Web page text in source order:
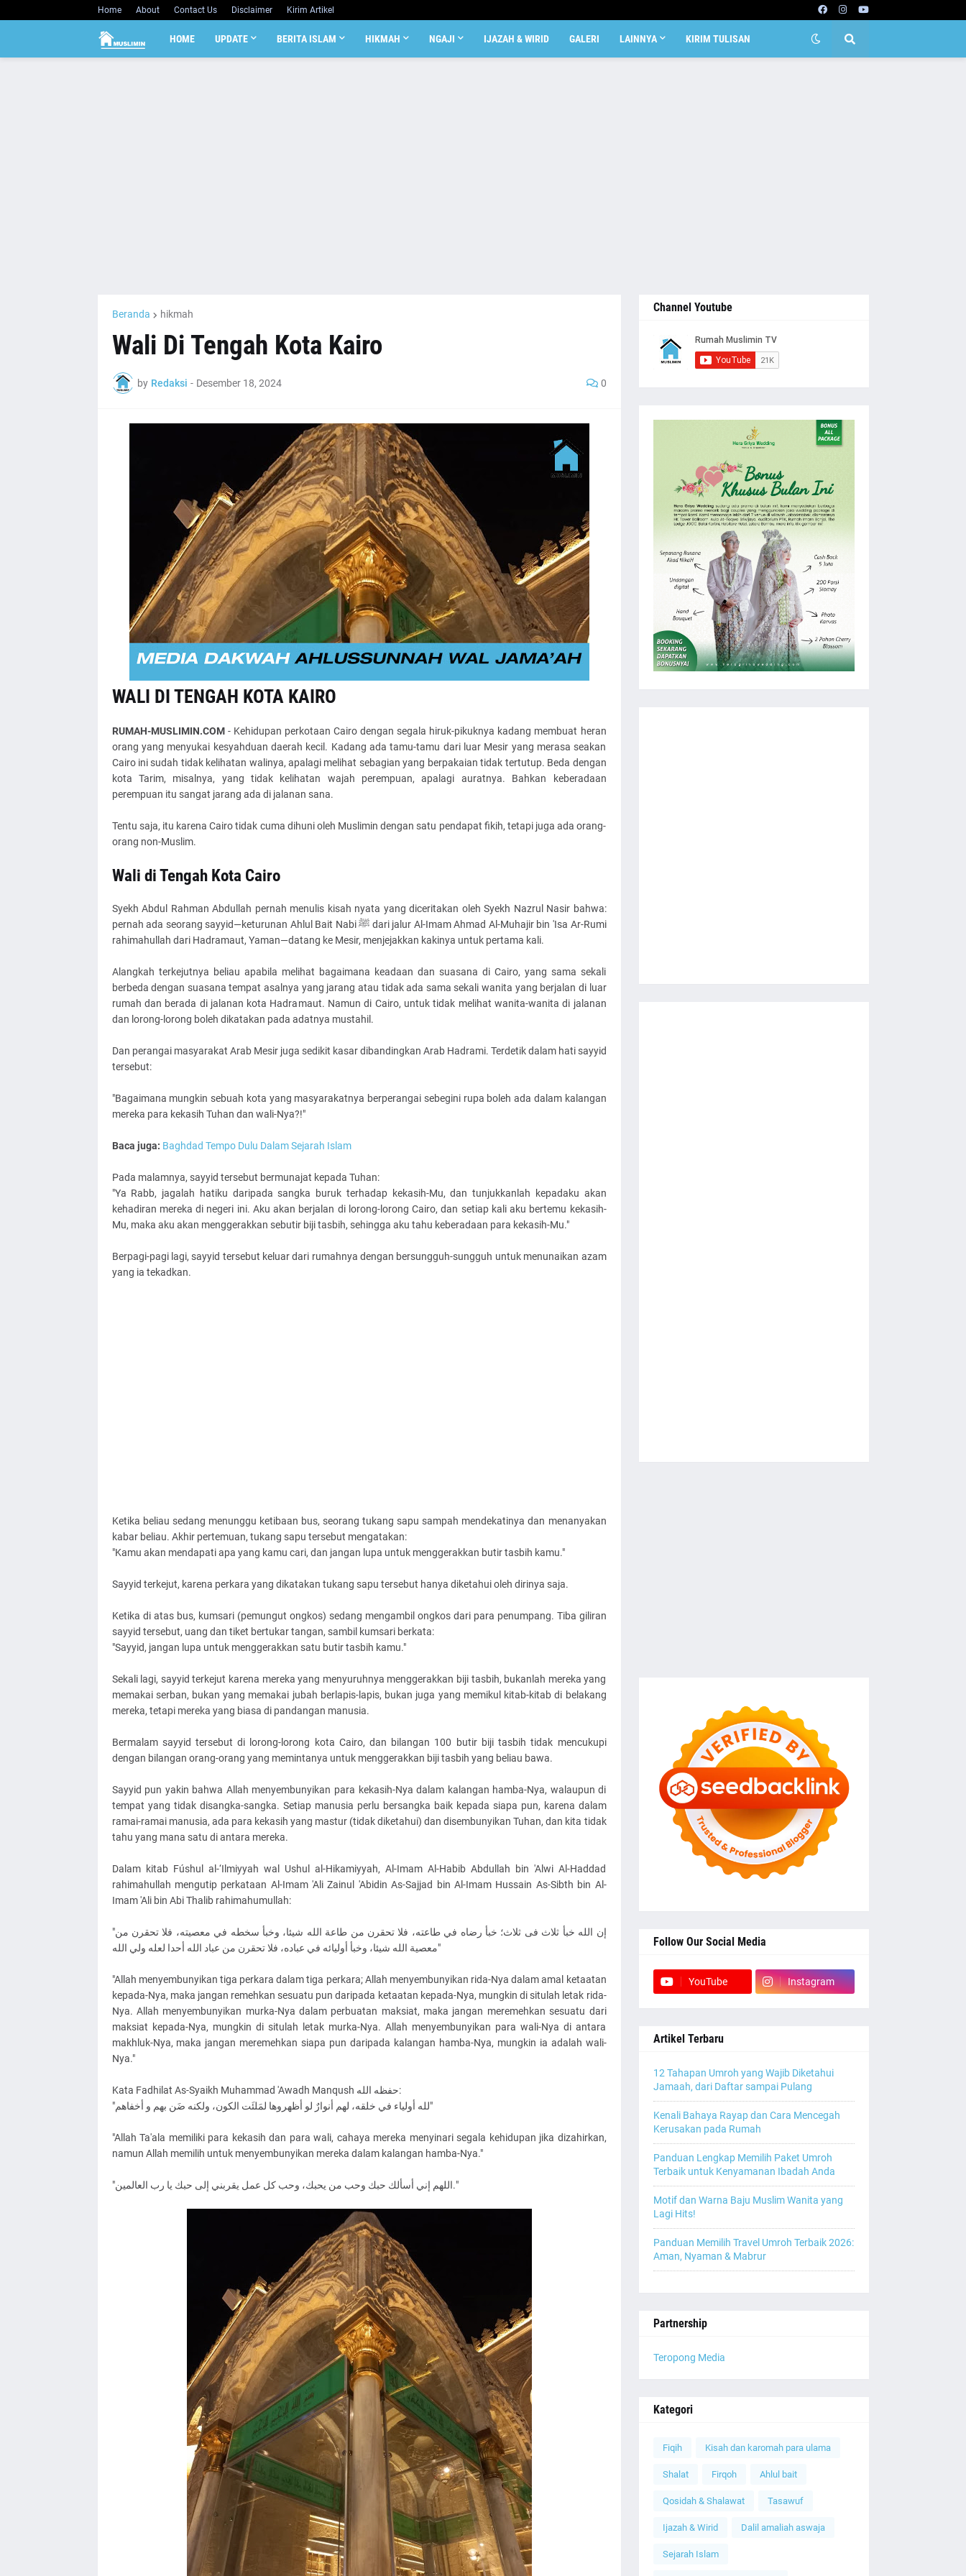
Home About Contact Us Disclaimer Kirim Artikel
HOME UPDATE BERITA ISLAM HIKMAH NGAJI IJAZAH & WIRID GALERI LAINNYA KIRIM TULISAN
Beranda hikmah
Wali Di Tengah Kota Kairo
by Redaksi - Desember 18, 2024 0
WALI DI TENGAH KOTA KAIRO
RUMAH-MUSLIMIN.COM- Kehidupan perkotaan Cairo dengan segala hiruk-pikuknya kadang membuat heran
orang yang menyukai kesyahduan daerah kecil. Kadang ada tamu-tamu dari luar Mesir yang merasa seakan
Cairo ini sudah tidak kelihatan walinya, apalagi melihat sebagian yang berpakaian tidak tertutup. Beda dengan
kota Tarim, misalnya, yang tidak kelihatan wajah perempuan, apalagi auratnya. Bahkan keberadaan
perempuan itu sangat jarang ada di jalanan sana.
Tentu saja, itu karena Cairo tidak cuma dihuni oleh Muslimin dengan satu pendapat fikih, tetapi juga ada orang-
orang non-Muslim.
Wali di Tengah Kota Cairo
Syekh Abdul Rahman Abdullah pernah menulis kisah nyata yang diceritakan oleh Syekh Nazrul Nasir bahwa:
pernah ada seorang sayyid—keturunan Ahlul Bait Nabi ﷺ dari jalur Al-Imam Ahmad Al-Muhajir bin 'Isa Ar-Rumi
rahimahullah dari Hadramaut, Yaman—datang ke Mesir, menjejakkan kakinya untuk pertama kali.
Alangkah terkejutnya beliau apabila melihat bagaimana keadaan dan suasana di Cairo, yang sama sekali
berbeda dengan suasana tempat asalnya yang jarang atau tidak ada sama sekali wanita yang berjalan di luar
rumah dan berada di jalanan kota Hadramaut. Namun di Cairo, untuk tidak melihat wanita-wanita di jalanan
dan lorong-lorong boleh dikatakan pada adatnya mustahil.
Dan perangai masyarakat Arab Mesir juga sedikit kasar dibandingkan Arab Hadrami. Terdetik dalam hati sayyid
tersebut:
"Bagaimana mungkin sebuah kota yang masyarakatnya berperangai sebegini rupa boleh ada dalam kalangan
mereka para kekasih Tuhan dan wali-Nya?!"
Baca juga: Baghdad Tempo Dulu Dalam Sejarah Islam
Pada malamnya, sayyid tersebut bermunajat kepada Tuhan:
"Ya Rabb, jagalah hatiku daripada sangka buruk terhadap kekasih-Mu, dan tunjukkanlah kepadaku akan
kehadiran mereka di negeri ini. Aku akan berjalan di lorong-lorong Cairo, dan setiap kali aku bertemu kekasih-
Mu, maka aku akan menggerakkan sebutir biji tasbih, sehingga aku tahu keberadaan para kekasih-Mu."
Berpagi-pagi lagi, sayyid tersebut keluar dari rumahnya dengan bersungguh-sungguh untuk menunaikan azam
yang ia tekadkan.
Ketika beliau sedang menunggu ketibaan bus, seorang tukang sapu sampah mendekatinya dan menanyakan
kabar beliau. Akhir pertemuan, tukang sapu tersebut mengatakan:
"Kamu akan mendapati apa yang kamu cari, dan jangan lupa untuk menggerakkan butir tasbih kamu."
Sayyid terkejut, karena perkara yang dikatakan tukang sapu tersebut hanya diketahui oleh dirinya saja.
Ketika di atas bus, kumsari (pemungut ongkos) sedang mengambil ongkos dari para penumpang. Tiba giliran
sayyid tersebut, uang dan tiket bertukar tangan, sambil kumsari berkata:
"Sayyid, jangan lupa untuk menggerakkan satu butir tasbih kamu."
Sekali lagi, sayyid terkejut karena mereka yang menyuruhnya menggerakkan biji tasbih, bukanlah mereka yang
memakai serban, bukan yang memakai jubah berlapis-lapis, bukan juga yang memikul kitab-kitab di belakang
mereka, tetapi mereka yang biasa di pandangan manusia.
Bermalam sayyid tersebut di lorong-lorong kota Cairo, dan bilangan 100 butir biji tasbih tidak mencukupi
dengan bilangan orang-orang yang memintanya untuk menggerakkan biji tasbih yang beliau bawa.
Sayyid pun yakin bahwa Allah menyembunyikan para kekasih-Nya dalam kalangan hamba-Nya, walaupun di
tempat yang tidak disangka-sangka. Setiap manusia perlu bersangka baik kepada siapa pun, karena dalam
ramai-ramai manusia, ada para kekasih yang mastur (tidak diketahui) dan disembunyikan Tuhan, dan kita tidak
tahu yang mana satu di antara mereka.
Dalam kitab Fúshul al-‘Ilmiyyah wal Ushul al-Hikamiyyah, Al-Imam Al-Habib Abdullah bin 'Alwi Al-Haddad
rahimahullah mengutip perkataan Al-Imam 'Ali Zainul 'Abidin As-Sajjad bin Al-Imam Hussain As-Sibth bin Al-
Imam 'Ali bin Abi Thalib rahimahumullah:
"إن الله خبأ ثلاث فى ثلاث؛ خبأ رضاه في طاعته، فلا تحقرن من طاعة الله شيئا، وخبأ سخطه في معصيته، فلا تحقرن من
معصية الله شيئا، وخبأ أوليائه في عباده، فلا تحقرن من عباد الله أحدا لعله ولي الله"
"Allah menyembunyikan tiga perkara dalam tiga perkara; Allah menyembunyikan rida-Nya dalam amal ketaatan
kepada-Nya, maka jangan remehkan sesuatu pun daripada ketaatan kepada-Nya, mungkin di situlah letak rida-
Nya. Allah menyembunyikan murka-Nya dalam perbuatan maksiat, maka jangan meremehkan sesuatu dari
maksiat kepada-Nya, mungkin di situlah letak murka-Nya. Allah menyembunyikan para wali-Nya di antara
makhluk-Nya, maka jangan meremehkan siapa pun daripada kalangan hamba-Nya, mungkin ia adalah wali-
Nya."
Kata Fadhilat As-Syaikh Muhammad 'Awadh Manqush حفظه الله:
"لله أولياء في خلقه، لهم أنوارٌ لو أظهروها لمَلئَت الكون، ولكنه ضَن بهم و أخفاهم"
"Allah Ta'ala memiliki para kekasih dan para wali, cahaya mereka menyinari segala kehidupan jika dizahirkan,
namun Allah memilih untuk menyembunyikan mereka dalam kalangan hamba-Nya."
"اللهم إني أسألك حبك وحب من يحبك، وحب كل عمل يقربني إلى حبك يا رب العالمين."
Channel Youtube
Follow Our Social Media
YouTube Instagram
Artikel Terbaru
12 Tahapan Umroh yang Wajib Diketahui
Jamaah, dari Daftar sampai Pulang
Kenali Bahaya Rayap dan Cara Mencegah
Kerusakan pada Rumah
Panduan Lengkap Memilih Paket Umroh
Terbaik untuk Kenyamanan Ibadah Anda
Motif dan Warna Baju Muslim Wanita yang
Lagi Hits!
Panduan Memilih Travel Umroh Terbaik 2026:
Aman, Nyaman & Mabrur
Partnership
Teropong Media
Kategori
Fiqih Kisah dan karomah para ulama
Shalat Firqoh Ahlul bait
Qosidah & Shalawat Tasawuf
Ijazah & Wirid Dalil amaliah aswaja
Sejarah Islam